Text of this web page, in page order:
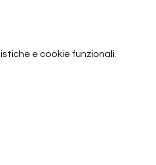
e cookie funzionali.